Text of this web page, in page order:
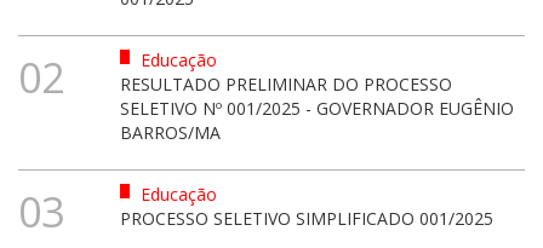
02
Educação
RESULTADO PRELIMINAR DO PROCESSO
SELETIVO Nº 001/2025 - GOVERNADOR EUGÊNIO
BARROS/MA
03
Educação
PROCESSO SELETIVO SIMPLIFICADO 001/2025